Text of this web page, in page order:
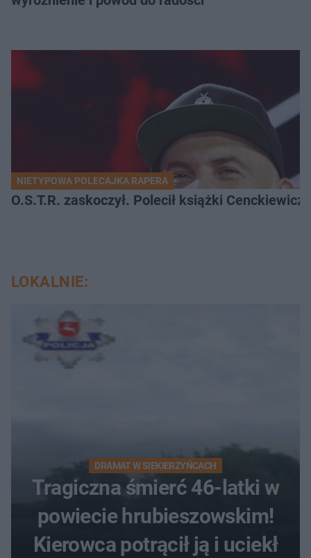
NIETYPOWA POLECAJKA RAPERA
O.S.T.R. zaskoczył. Polecił książki
LOKALNIE:
DRAMAT W SIEKIERZYŃCACH
Tragiczna śmierć 46-latki w
powiecie hrubieszowskim!
Kierowca potrącił ją i uciekł